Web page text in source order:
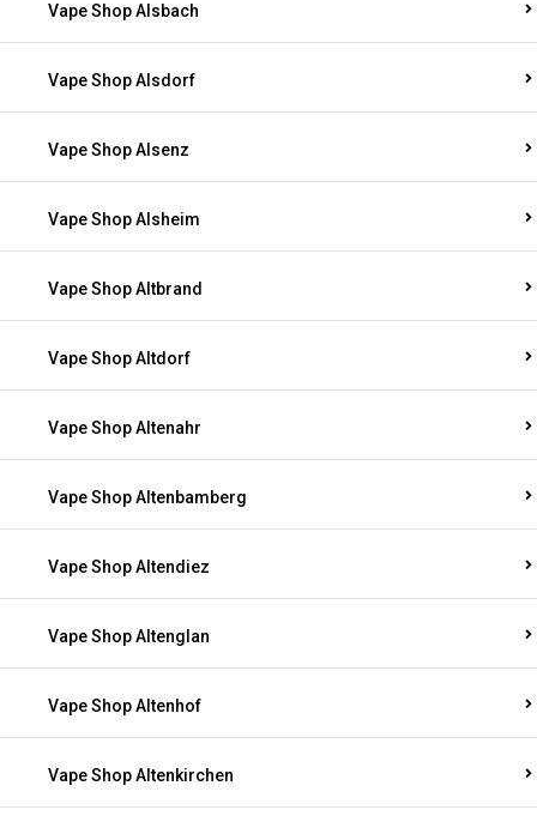
Vape Shop Alsbach
Vape Shop Alsdorf
Vape Shop Alsenz
Vape Shop Alsheim
Vape Shop Altbrand
Vape Shop Altdorf
Vape Shop Altenahr
Vape Shop Altenbamberg
Vape Shop Altendiez
Vape Shop Altenglan
Vape Shop Altenhof
Vape Shop Altenkirchen